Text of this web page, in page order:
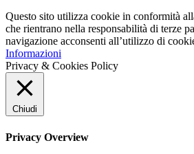
Questo sito utilizza cookie in conformità
che rientrano nella responsabilità di terze
navigazione acconsenti all’utilizzo di
Informazioni
Privacy & Cookies Policy
Chiudi
Privacy Overview